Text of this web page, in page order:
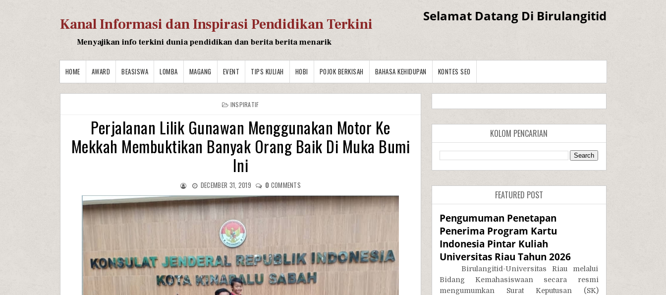
Kanal Informasi dan Inspirasi Pendidikan Terkini
Menyajikan info terkini dunia pendidikan dan berita berita menarik
Selamat Datang Di Birulangitid
HOME AWARD BEASISWA LOMBA MAGANG EVENT TIPS KULIAH HOBI POJOK BERKISAH BAHASA KEHIDUPAN KONTES SEO
INSPIRATIF
Perjalanan Lilik Gunawan Menggunakan Motor Ke
Mekkah Membuktikan Banyak Orang Baik Di Muka Bumi
Ini
DECEMBER 31, 2019 0 COMMENTS
KOLOM PENCARIAN
FEATURED POST
Pengumuman Penetapan
Penerima Program Kartu
Indonesia Pintar Kuliah
Universitas Riau Tahun 2026
Birulangitid-Universitas Riau melalui
Bidang Kemahasiswaan secara resmi
mengumumkan Surat Keputusan (SK)